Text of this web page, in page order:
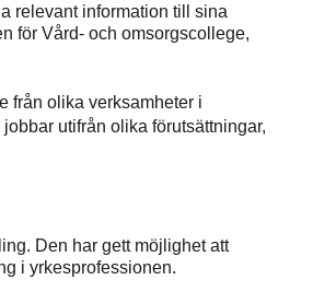
relevant information till sina
för Vård- och omsorgscollege,
från olika verksamheter i
utifrån olika förutsättningar,
Den har gett möjlighet att
i yrkesprofessionen.